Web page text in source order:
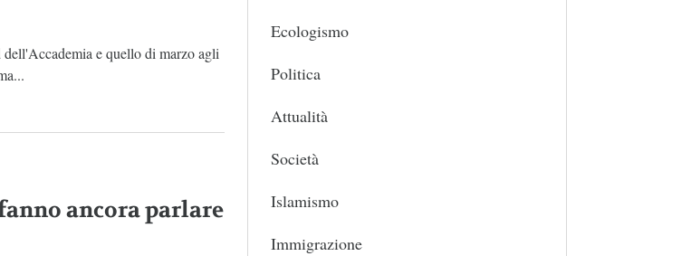
e quello di marzo agli
ancora parlare
Ecologismo
Politica
Attualità
Società
Islamismo
Immigrazione